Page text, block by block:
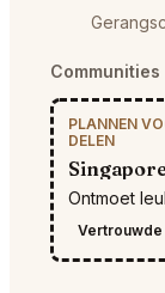
PLANNEN
DELEN
Ontmoet
Vertrouwde